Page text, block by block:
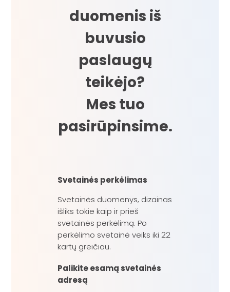
duomenis iš
buvusio
paslaugų
teikėjo?
Mes tuo
pasirūpinsime.
Svetainės perkėlimas
Svetainės duomenys, dizainas
išliks tokie kaip ir prieš
svetainės perkėlimą. Po
perkėlimo svetainė veiks iki 22
kartų greičiau.
Palikite esamą svetainės
adresą